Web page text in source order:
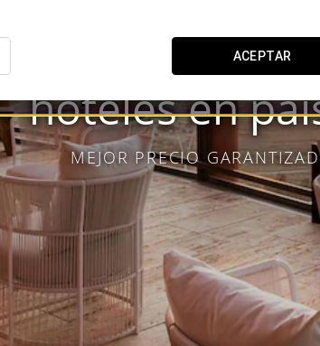
ACEPTAR
Eurostars Hotel Company
hoteles en
MEJOR PRECIO